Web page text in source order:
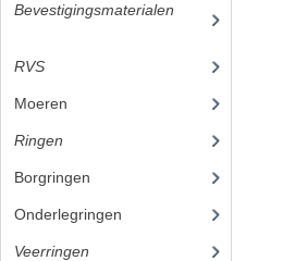
Bevestigingsmaterialen
RVS
Moeren
Ringen
Borgringen
Onderlegringen
Veerringen